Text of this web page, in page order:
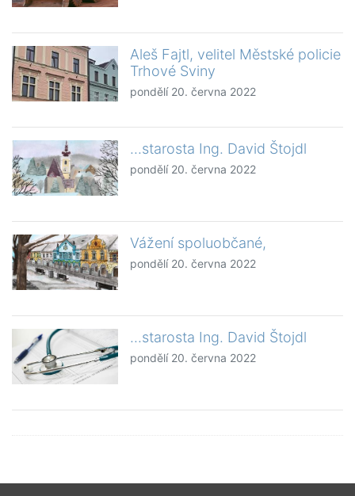
Aleš Fajtl, velitel Městské policie
Trhové Sviny
pondělí 20. června 2022
...starosta Ing. David Štojdl
pondělí 20. června 2022
Vážení spoluobčané,
pondělí 20. června 2022
...starosta Ing. David Štojdl
pondělí 20. června 2022